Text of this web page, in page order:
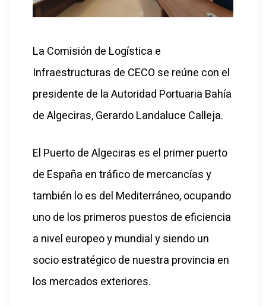
La Comisión de Logística e
Infraestructuras de CECO se reúne con el
presidente de la Autoridad Portuaria Bahía
de Algeciras, Gerardo Landaluce Calleja.
El Puerto de Algeciras es el primer puerto
de España en tráfico de mercancías y
también lo es del Mediterráneo, ocupando
uno de los primeros puestos de eficiencia
a nivel europeo y mundial y siendo un
socio estratégico de nuestra provincia en
los mercados exteriores.